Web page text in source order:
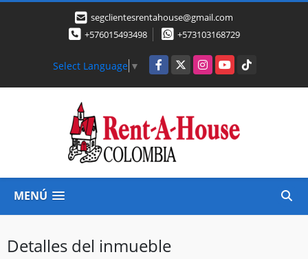
segclientesrentahouse@gmail.com
+576015493498
+573103168729
Select Language ▼ Facebook
X InstagramYouTubeTikTok
MENÚ
Detalles del inmueble